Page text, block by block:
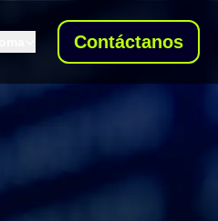
Contáctanos